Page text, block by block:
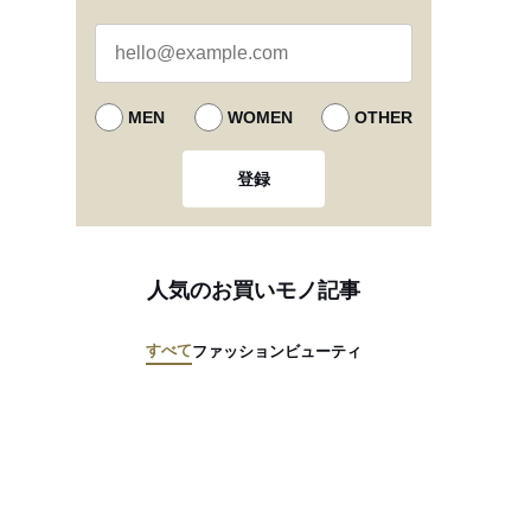
MEN WOMEN OTHER
登録
人気のお買いモノ記事
すべてファッションビューティ